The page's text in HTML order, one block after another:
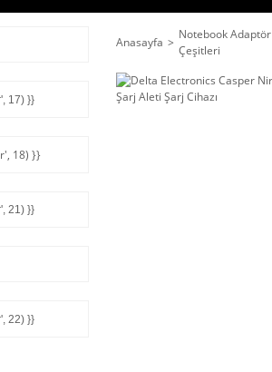
Anasayfa
Notebook Adaptör
Çeşitleri